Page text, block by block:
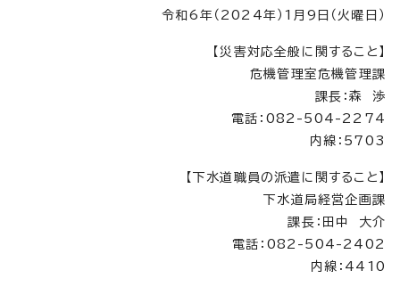
令和6年（2024年）1月9日（火曜日）
【災害対応全般に関すること】
危機管理室危機管理課
課長：森 渉
電話：082-504-2274
内線：5703
【下水道職員の派遣に関すること】
下水道局経営企画課
課長：田中 大介
電話：082-504-2402
内線：4410